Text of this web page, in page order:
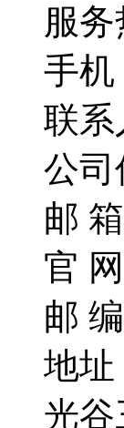
服务
手机
联系
公司
邮
官
邮
地址
光谷